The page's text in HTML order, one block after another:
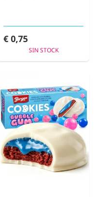
€ 0,75
SIN STOCK